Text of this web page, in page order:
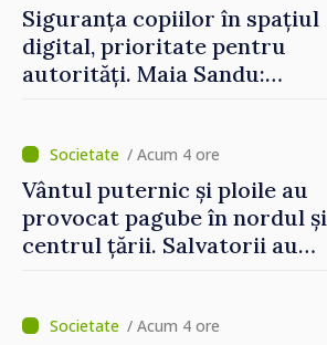
Siguranța copiilor în spațiul
digital, prioritate pentru
autorități. Maia Sandu:
protejeze”/ Acum 4 ore
Vântul puternic și ploile au
provocat pagube în nordul și
centrul țării. Salvatorii au
/ Acum 4 ore